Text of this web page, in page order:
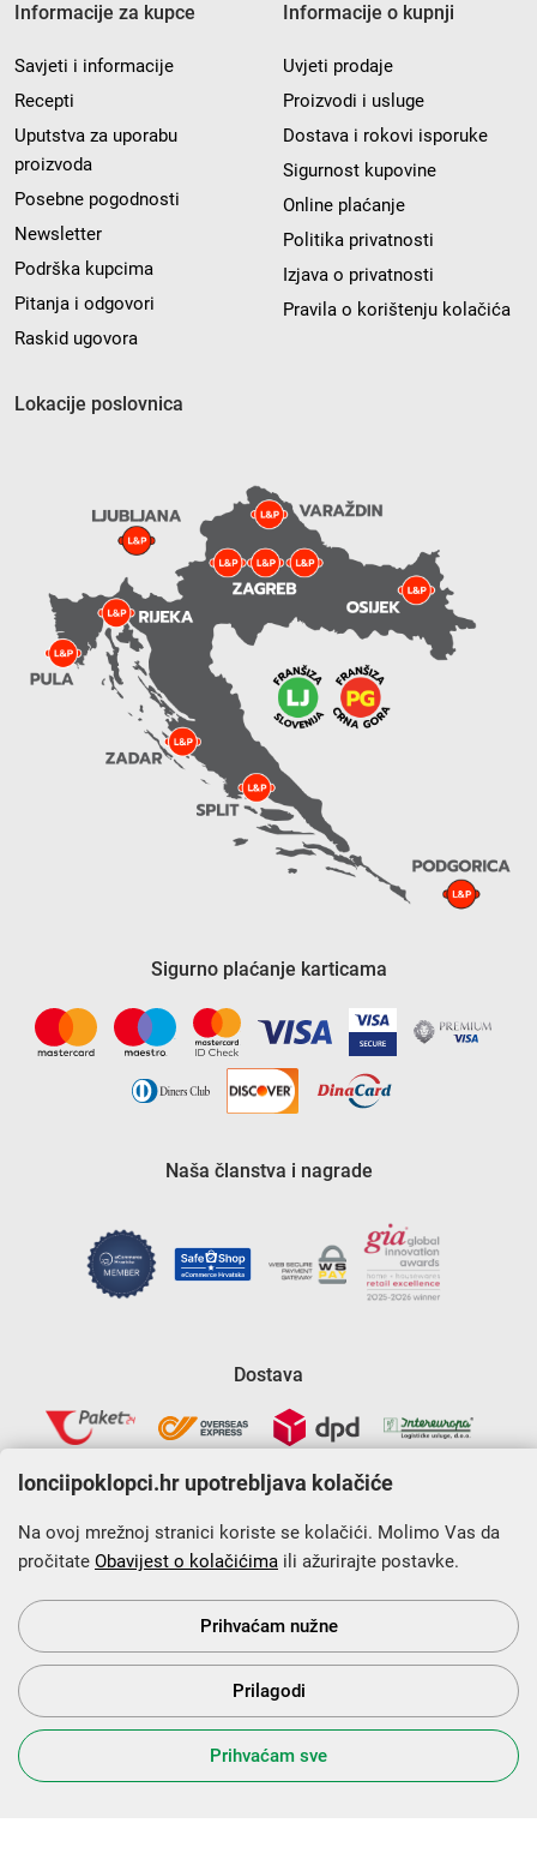
Informacije za kupce
Savjeti i informacije
Recepti
Uputstva za uporabu
proizvoda
Posebne pogodnosti
Newsletter
Podrška kupcima
Pitanja i odgovori
Raskid ugovora
Informacije o kupnji
Uvjeti prodaje
Proizvodi i usluge
Dostava i rokovi isporuke
Sigurnost kupovine
Online plaćanje
Politika privatnosti
Izjava o privatnosti
Pravila o korištenju kolačića
Lokacije poslovnica
Sigurno plaćanje karticama
Naša članstva i nagrade
Dostava
Krajnji primatelj financijskog instrumenta sufinanciranog iz
Europskog fonda za regionalni razvoj u sklopu Operativnog
programa „Konkurentnost i kohezija”.
s Vama od 2014. godine!
lonciipoklopci.hr upotrebljava kolačiće
Na ovoj mrežnoj stranici koriste se kolačići. Molimo Vas da
pročitate Obavijest o kolačićima ili ažurirajte postavke.
Prihvaćam nužne
Prilagodi
Prihvaćam sve